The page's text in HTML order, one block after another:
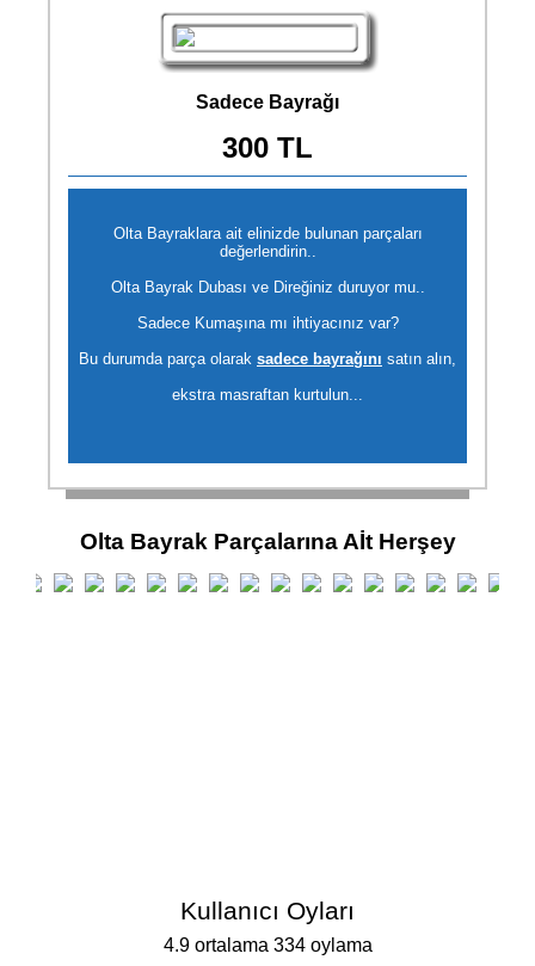
Sadece Bayrağı
300 TL
Olta Bayraklara ait elinizde bulunan parçaları
değerlendirin..
Olta Bayrak Dubası ve Direğiniz duruyor mu..
Sadece Kumaşına mı ihtiyacınız var?
Bu durumda parça olarak sadece bayrağını satın alın,
ekstra masraftan kurtulun...
Olta Bayrak Parçalarına Aİt Herşey
Kullanıcı Oyları
4.9 ortalama 334 oylama